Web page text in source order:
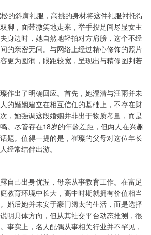
的斜肩礼服，高挑的身材将这件礼服衬托得
脚，面带微笑地走来，举手投足间尽显女主
身边时，她自然地轻拍对方肩膀，这个不经
的亲密无间。与网络上经过精心修饰的照片
更为圆润，眼距较宽，呈现出与精修图判若
作出了明确回应。首先，她澄清与汪雨并未
的婚姻建立在相互信任的基础上，不存在财
，她强调这段婚姻并非出于物质考量，而是
。尽管存在18岁的年龄差距，但两人在兴趣
题。值得一提的是，崔璨的父母对这位年长
经常结伴出游。
自己出身优渥，母亲从事教育工作。在富足
教育环境中长大，高中时期就拥有价值相当
婚后她并未安于豪门阔太的生活，而是选择
明具体方向，但从其社交平台动态推测，很
事实上，名人配偶从事相关行业并不罕见，